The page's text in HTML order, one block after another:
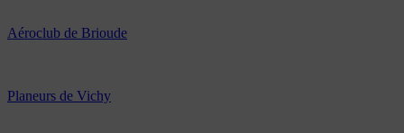
Aéroclub de Brioude
Planeurs de Vichy